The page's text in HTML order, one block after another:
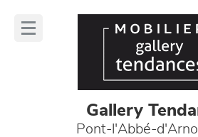
Gallery
Pont-l'Abbé-